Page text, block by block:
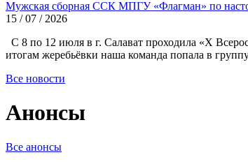
Мужская сборная ССК МПГУ «Флагман» по
15 / 07 / 2026
С 8 по 12 июля в г. Салават проходила «Х
итогам жеребьёвки наша команда попала в
Все новости
Анонсы
Все анонсы